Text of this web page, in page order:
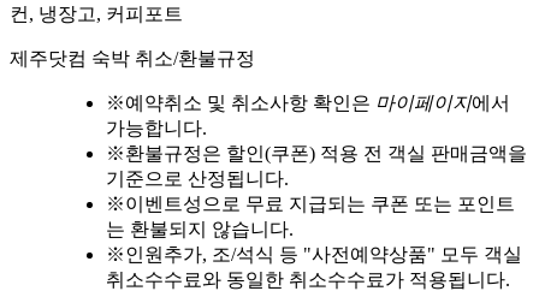
컨, 냉장고, 커피포트
제주닷컴 숙박 취소/환불규정
※예약취소 및 취소사항 확인은 마이페이지에서
가능합니다.
※환불규정은 할인(쿠폰) 적용 전 객실 판매금액을
기준으로 산정됩니다.
※이벤트성으로 무료 지급되는 쿠폰 또는 포인트
는 환불되지 않습니다.
※인원추가, 조/석식 등 "사전예약상품" 모두 객실
취소수수료와 동일한 취소수수료가 적용됩니다.